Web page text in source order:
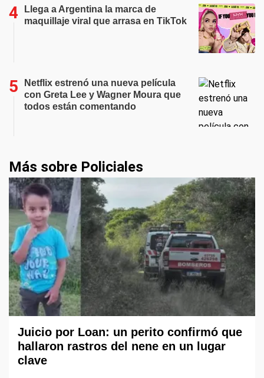
Llega a Argentina la marca de
maquillaje viral que arrasa en TikTok
Netflix estrenó una nueva película
con Greta Lee y Wagner Moura que
todos están comentando
Más sobre Policiales
Juicio por Loan: un perito confirmó que
hallaron rastros del nene en un lugar
clave